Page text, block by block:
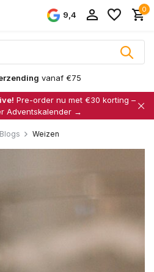
9,4
0
vanaf €75
Pre-order nu met €30 korting –
Adventskalender →
Weizen